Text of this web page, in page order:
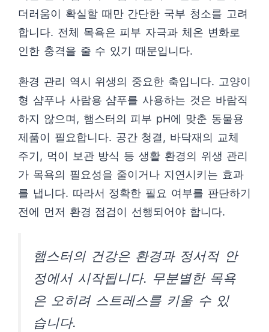
더러움이 확실할 때만 간단한 국부 청소를 고려
합니다. 전체 목욕은 피부 자극과 체온 변화로
인한 충격을 줄 수 있기 때문입니다.
환경 관리 역시 위생의 중요한 축입니다. 고양이
형 샴푸나 사람용 샴푸를 사용하는 것은 바람직
하지 않으며, 햄스터의 피부 pH에 맞춘 동물용
제품이 필요합니다. 공간 청결, 바닥재의 교체
주기, 먹이 보관 방식 등 생활 환경의 위생 관리
가 목욕의 필요성을 줄이거나 지연시키는 효과
를 냅니다. 따라서 정확한 필요 여부를 판단하기
전에 먼저 환경 점검이 선행되어야 합니다.
햄스터의 건강은 환경과 정서적 안
정에서 시작됩니다. 무분별한 목욕
은 오히려 스트레스를 키울 수 있
습니다.